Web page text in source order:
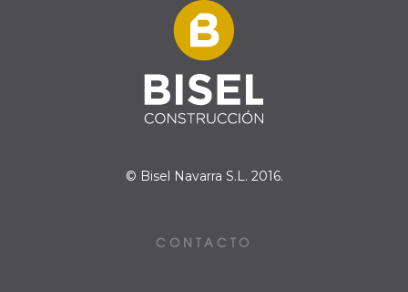
© Bisel Navarra S.L. 2016.
CONTACTO